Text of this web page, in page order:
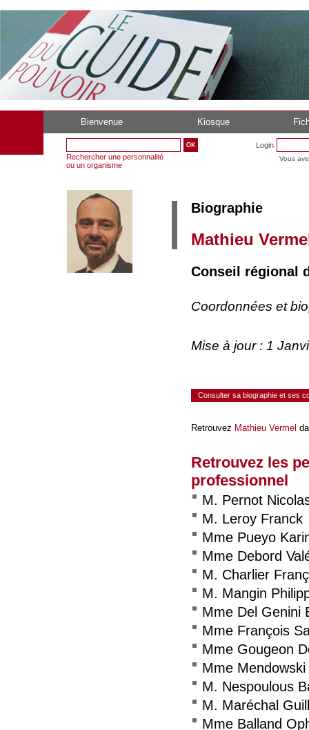
Bienvenue Kiosque
Rechercher une personnalité
ou un organisme
Login
Vous
Biographie
Mathieu
Conseil régional
Coordonnées et
Mise à jour : 1
Consulter sa biographie et ses
Retrouvez Mathieu Vermel
Retrouvez les
professionnel
M. Pernot
M. Leroy Franck
Mme Pueyo
Mme Debord
M. Charlier
M. Mangin
Mme Del Genini
Mme François
Mme Gougeon
Mme
M. Nespoulous
M. Maréchal
Mme Balland